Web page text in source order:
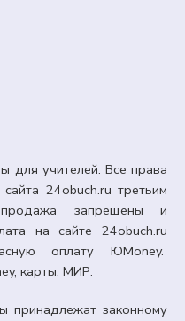
учителей. Все права
24obuch.ru третьим
запрещены и
на сайте 24obuch.ru
оплату ЮMoney.
карты: МИР.
принадлежат законному